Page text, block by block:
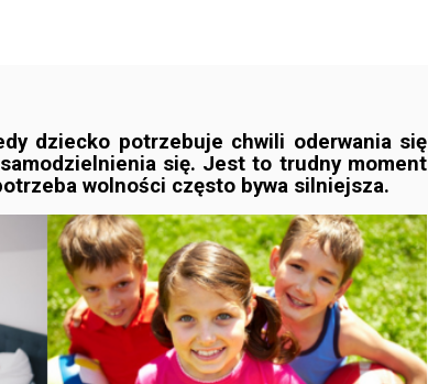
dziecko potrzebuje chwili oderwania się
się. Jest to trudny moment
wolności często bywa silniejsza.